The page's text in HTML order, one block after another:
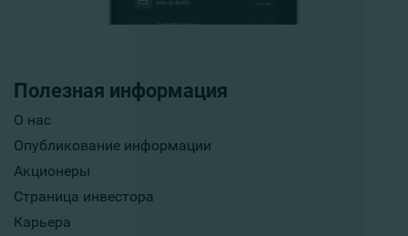
Полезная информация
О нас
Опубликование информации
Акционеры
Страница инвестора
Карьера